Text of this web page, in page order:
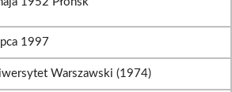
1997
Warszawski (1974)